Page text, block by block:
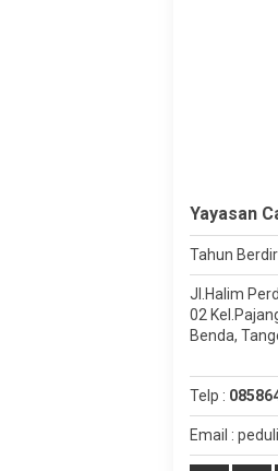
Yayasan
Tahun
Jl.Halim
02
Benda,
Telp :
Email :